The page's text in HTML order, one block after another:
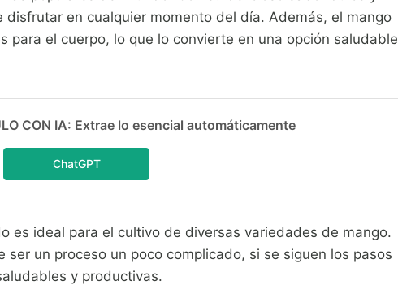
en cualquier momento del día. Además, el mango
para el cuerpo, lo que lo convierte en una opción saludable
CON IA: Extrae lo esencial automáticamente
ChatGPT
es ideal para el cultivo de diversas variedades de mango.
un proceso un poco complicado, si se siguen los pasos
y productivas.